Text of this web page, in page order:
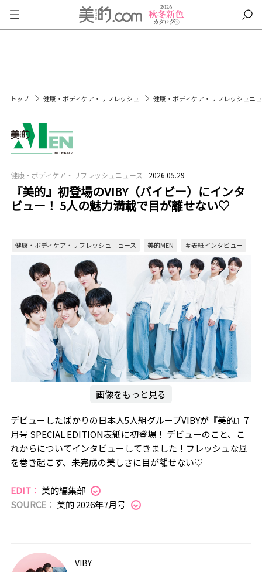
トップ 健康・ボディケア・リフレッシュ 健康・ボディケア・リフレッシュニ
健康・ボディケア・リフレッシュニュース 2026.05.29
『美的』初登場のVIBY（バイビー）にインタ
ビュー！ 5人の魅力満載で目が離せない♡
健康・ボディケア・リフレッシュニュース 美的MEN ＃表紙インタビュー
画像をもっと見る
デビューしたばかりの日本人5人組グループVIBYが『美的』7
月号 SPECIAL EDITION表紙に初登場！ デビューのこと、こ
れからについてインタビューしてきました！フレッシュな風
を巻き起こす、未完成の美しさに目が離せない♡
EDIT： 美的編集部
SOURCE： 美的 2026年7月号
VIBY